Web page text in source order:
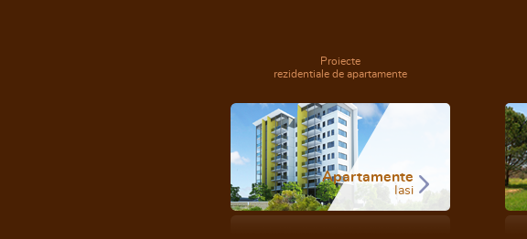
Proiecte
rezidentiale de apartamente
Apartamente
Iasi